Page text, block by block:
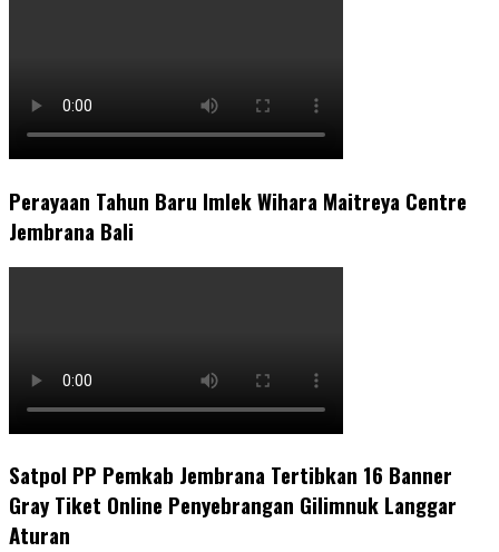
Perayaan Tahun Baru Imlek Wihara Maitreya Centre
Jembrana Bali
Satpol PP Pemkab Jembrana Tertibkan 16 Banner
Gray Tiket Online Penyebrangan Gilimnuk Langgar
Aturan